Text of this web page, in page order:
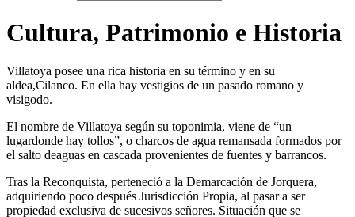
Cultura, Patrimonio e Historia
Villatoya posee una rica historia en su término y en su
aldea,Cilanco. En ella hay vestigios de un pasado romano y
visigodo.
El nombre de Villatoya según su toponimia, viene de “un
lugardonde hay tollos”, o charcos de agua remansada formados por
el salto deaguas en cascada provenientes de fuentes y barrancos.
Tras la Reconquista, perteneció a la Demarcación de Jorquera,
adquiriendo poco después Jurisdicción Propia, al pasar a ser
propiedad exclusiva de sucesivos señores. Situación que se